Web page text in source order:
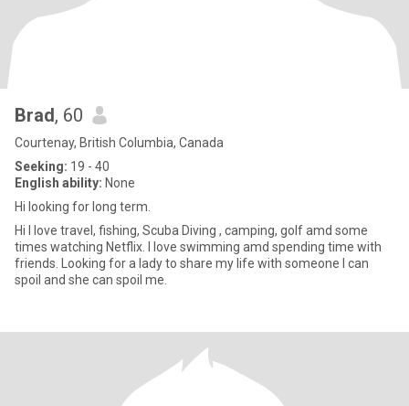
Brad, 60
Courtenay, British Columbia, Canada
Seeking: 19 - 40
English ability: None
Hi looking for long term.
Hi I love travel, fishing, Scuba Diving , camping, golf amd some
times watching Netflix. I love swimming amd spending time with
friends. Looking for a lady to share my life with someone I can
spoil and she can spoil me.